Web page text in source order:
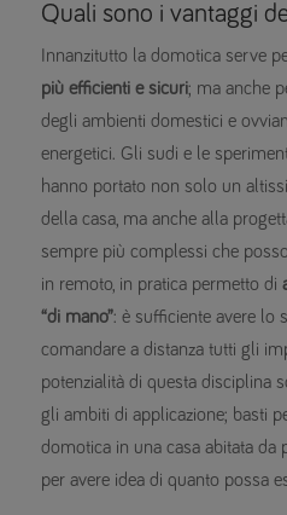
Quali sono i vantaggi
Innanzitutto la domotica serve
più efficienti e sicuri; ma anche
degli ambienti domestici e
energetici. Gli sudi e le
hanno portato non solo un
della casa, ma anche alla
sempre più complessi che
in remoto, in pratica permetto di
“di mano”: è sufficiente avere lo
comandare a distanza tutti gli
potenzialità di questa disciplina
gli ambiti di applicazione; basti
domotica in una casa abitata da
per avere idea di quanto possa